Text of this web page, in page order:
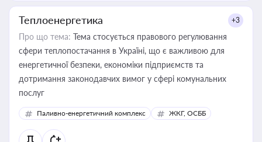
Теплоенергетика +3
Про що тема: Тема стосується правового регулювання
сфери теплопостачання в Україні, що є важливою для
енергетичної безпеки, економіки підприємств та
дотримання законодавчих вимог у сфері комунальних
послуг
Паливно-енергетичний комплекс ЖКГ, ОСББ